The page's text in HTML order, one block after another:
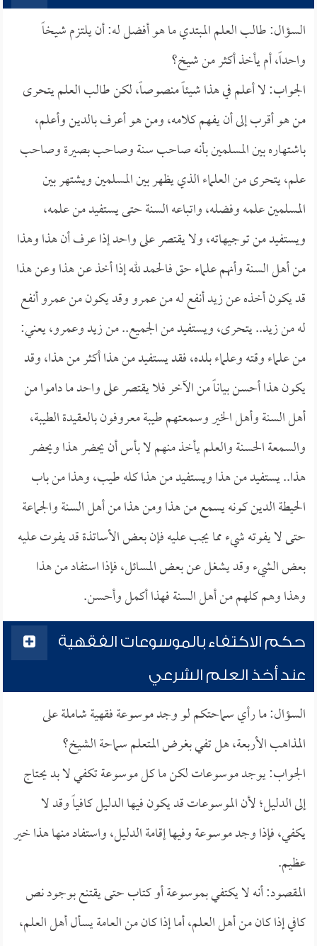
السؤال: طالب العلم المبتدي ما هو أفضل له: أن يلتزم شيخاً
واحداً، أم يأخذ أكثر من شيخ؟
الجواب: لا أعلم في هذا شيئاً منصوصاً، لكن طالب العلم يتحرى
من هو أقرب إلى أن يفهم كلامه، ومن هو أعرف بالدين وأعلم،
باشتهاره بين المسلمين بأنه صاحب سنة وصاحب بصيرة وصاحب
علم، يتحرى من العلماء الذي يظهر بين المسلمين ويشتهر بين
المسلمين علمه وفضله، واتباعه السنة حتى يستفيد من علمه،
ويستفيد من توجيهاته، ولا يقتصر على واحد إذا عرف أن هذا وهذا
من أهل السنة وأنهم علماء حق فالحمد لله إذا أخذ عن هذا وعن هذا
قد يكون أخذه عن زيد أنفع له من عمرو وقد يكون من عمرو أنفع
له من زيد.. يتحرى، ويستفيد من الجميع.. من زيد وعمرو، يعني:
من علماء وقته وعلماء بلده، فقد يستفيد من هذا أكثر من هذا، وقد
يكون هذا أحسن بياناً من الآخر فلا يقتصر على واحد ما داموا من
أهل السنة وأهل الخير وسمعتهم طيبة معروفون بالعقيدة الطيبة،
والسمعة الحسنة والعلم يأخذ منهم لا بأس أن يحضر هذا ويحضر
هذا.. يستفيد من هذا ويستفيد من هذا كله طيب، وهذا من باب
الحيطة الدين كونه يسمع من هذا ومن هذا من أهل السنة والجماعة
حتى لا يفوته شيء مما يجب عليه فإن بعض الأساتذة قد يفوت عليه
بعض الشيء وقد يشغل عن بعض المسائل، فإذا استفاد من هذا
وهذا وهم كلهم من أهل السنة فهذا أكمل وأحسن.
حكم الاكتفاء بالموسوعات الفقهية
عند أخذ العلم الشرعي
السؤال: ما رأي سماحتكم لو وجد موسوعة فقهية شاملة على
المذاهب الأربعة، هل تفي بغرض المتعلم سماحة الشيخ؟
الجواب: يوجد موسوعات لكن ما كل موسوعة تكفي لا بد يحتاج
إلى الدليل؛ لأن الموسوعات قد يكون فيها الدليل كافياً وقد لا
يكفي، فإذا وجد موسوعة وفيها إقامة الدليل، واستفاد منها هذا خير
عظيم.
المقصود: أنه لا يكتفي بموسوعة أو كتاب حتى يقتنع بوجود نص
كافي إذا كان من أهل العلم، أما إذا كان من العامة يسأل أهل العلم،